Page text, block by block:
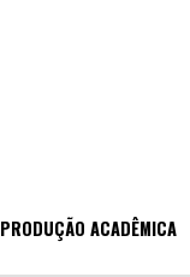
PRODUÇÃO ACADÊMICA